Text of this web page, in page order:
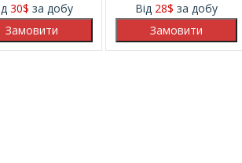
30$ за добу Від 28$ за добу